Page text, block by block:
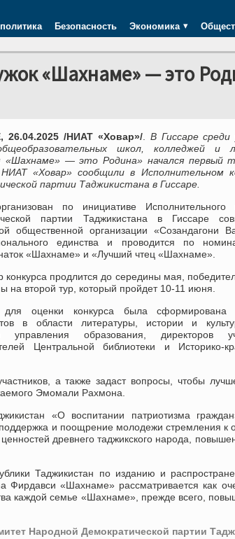
Безопасность Экономика
«Шахнаме» — это
/НИАТ «Ховар»/. В Гиссаре
школ, колледжей и
«Шахнаме» — это Родина» начался первый
«Ховар» сообщили в Исполнительном
партии Таджикистана в Гиссаре.
по инициативе Исполнительного
партии Таджикистана в Гиссаре
общественной организации «Созандагони
единства и проводится по
«Шахнаме» и «Лучший чтец «Шахнаме».
конкурса продлится до середины мая,
на второй тур, который пройдет 10-11 июня.
для оценки конкурса была
в области литературы, истории и
управления образования, директоров
Центральной библиотеки и Историко-
а также задаст вопросы, чтобы
Эмомали Рахмона.
«О воспитании патриотизма
и поощрение молодежи стремления к
древнего таджикского народа,
Таджикистан по изданию и
Фирдавси «Шахнаме» рассматривается как
каждой семье «Шахнаме», прежде всего,
Народной Демократической партии